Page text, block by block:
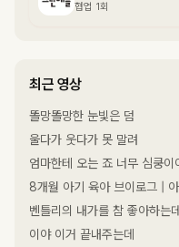
협업 1회
최근 영상
똘망똘망한 눈빛은 덤
울다가 웃다가 못 말려
엄마한테 오는 죠 너무 심쿵이
벤틀리의 내가를 참 좋아하는
이야 이거 끝내주는데